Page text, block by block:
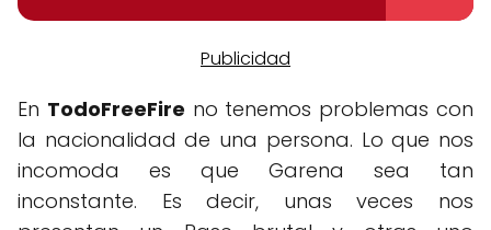
En TodoFreeFire no tenemos problemas con
la nacionalidad de una persona. Lo que nos
incomoda es que Garena sea tan
inconstante. Es decir, unas veces nos